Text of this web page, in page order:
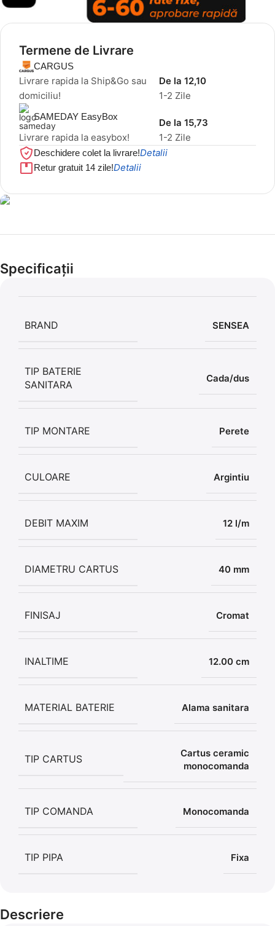
Termene de Livrare
CARGUS
Livrare rapida la Ship&Go sau
domiciliu!
1-2 Zile
De la 12,10
SAMEDAY EasyBox
Livrare rapida la easybox! 1-2 Zile
De la 15,73
Deschidere colet la livrare!Detalii
Retur gratuit 14 zile!Detalii
Cel mai mic preț!
56,86 LEI
Specificații
BRAND SENSEA
TIP BATERIE
SANITARA
Cada/dus
TIP MONTARE Perete
CULOARE Argintiu
DEBIT MAXIM 12 l/m
DIAMETRU CARTUS 40 mm
FINISAJ Cromat
INALTIME 12.00 cm
MATERIAL BATERIE Alama sanitara
TIP CARTUS
Cartus ceramic
monocomanda
TIP COMANDA Monocomanda
TIP PIPA Fixa
Descriere